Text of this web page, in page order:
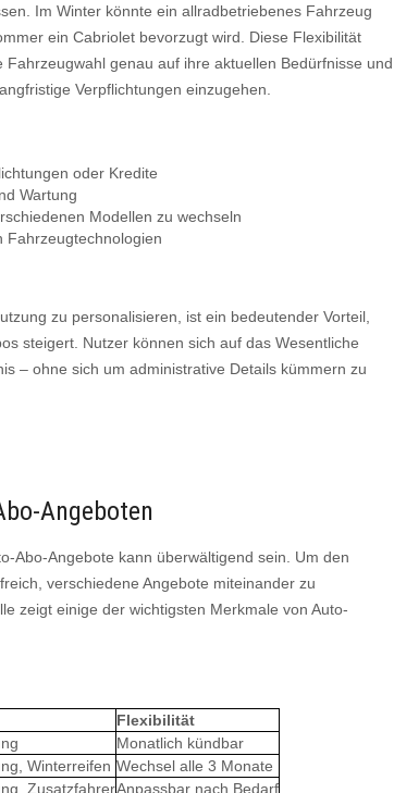
Im Winter könnte ein allradbetriebenes Fahrzeug
ein Cabriolet bevorzugt wird. Diese Flexibilität
genau auf ihre aktuellen Bedürfnisse und
Verpflichtungen einzugehen.
oder Kredite
Wartung
Modellen zu wechseln
Fahrzeugtechnologien
zu personalisieren, ist ein bedeutender Vorteil,
steigert. Nutzer können sich auf das Wesentliche
– ohne sich um administrative Details kümmern zu
Angeboten
Abo-Angebote kann überwältigend sein. Um den
verschiedene Angebote miteinander zu
zeigt einige der wichtigsten Merkmale von Auto-
Flexibilität
Monatlich kündbar
Winterreifen Wechsel alle 3 Monate
ZusatzfahrerAnpassbar nach Bedarf